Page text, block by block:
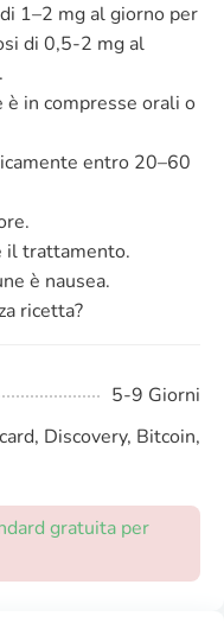
1–2 mg al giorno per
di 0,5-2 mg al
in compresse orali o
entro 20–60
il trattamento.
è nausea.
ricetta?
5-9 Giorni
Discovery, Bitcoin,
gratuita per